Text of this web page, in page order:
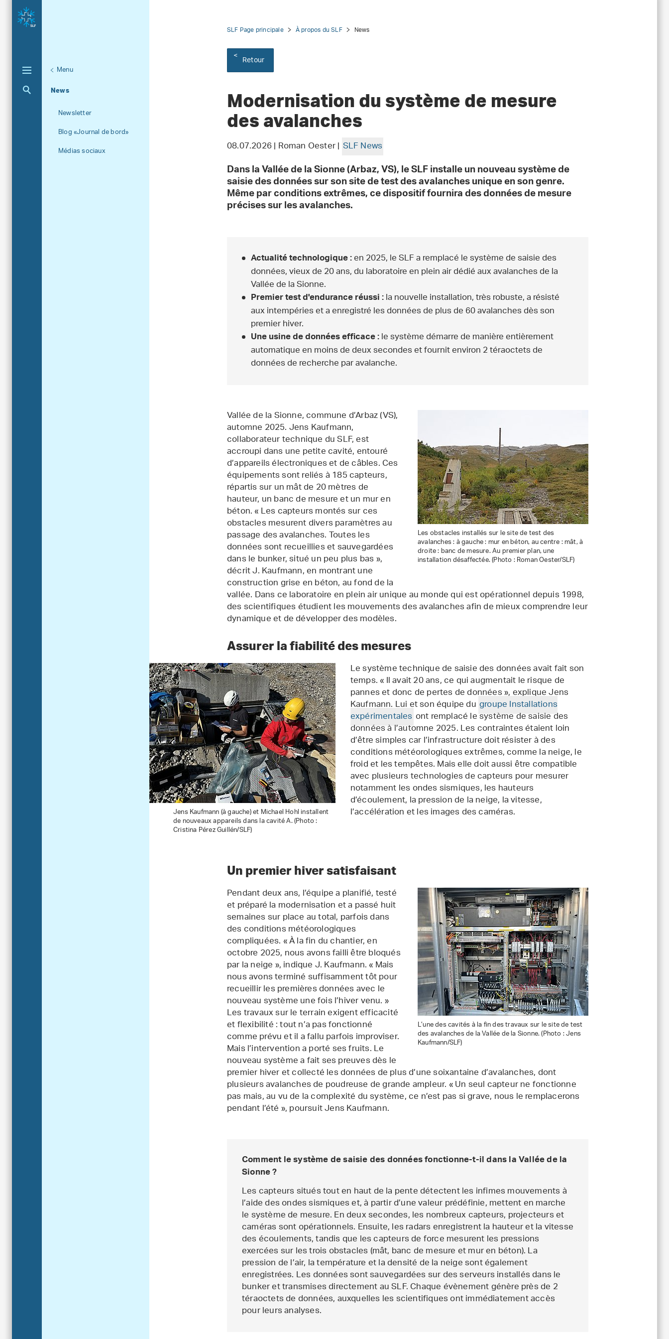
Unternavigation
Menu
News
Aktuelle Navigation
Newsletter
Blog «Journal de bord»
Médias sociaux
SLF Page principale À propos du SLF News
Retour
Modernisation du système de mesure
des avalanches
08.07.2026 | Roman Oester | SLF News
Dans la Vallée de la Sionne (Arbaz, VS), le SLF installe un nouveau système de
saisie des données sur son site de test des avalanches unique en son genre.
Même par conditions extrêmes, ce dispositif fournira des données de mesure
précises sur les avalanches.
Actualité technologique :en 2025, le SLF a remplacé le système de saisie des
données, vieux de 20 ans, du laboratoire en plein air dédié aux avalanches de la
Vallée de la Sionne.
Premier test d'endurance réussi :la nouvelle installation, très robuste, a résisté
aux intempéries et a enregistré les données de plus de 60 avalanches dès son
premier hiver.
Une usine de données efficace :le système démarre de manière entièrement
automatique en moins de deux secondes et fournit environ 2 téraoctets de
données de recherche par avalanche.
Les obstacles installés sur le site de test des
avalanches : à gauche : mur en béton, au centre : mât, à
droite : banc de mesure. Au premier plan, une
installation désaffectée. (Photo : Roman Oester/SLF)
Vallée de la Sionne, commune d’Arbaz (VS),
automne 2025. Jens Kaufmann,
collaborateur technique du SLF, est
accroupi dans une petite cavité, entouré
d’appareils électroniques et de câbles. Ces
équipements sont reliés à 185 capteurs,
répartis sur un mât de 20 mètres de
hauteur, un banc de mesure et un mur en
béton. « Les capteurs montés sur ces
obstacles mesurent divers paramètres au
passage des avalanches. Toutes les
données sont recueillies et sauvegardées
dans le bunker, situé un peu plus bas »,
décrit J. Kaufmann, en montrant une
construction grise en béton, au fond de la
vallée. Dans ce laboratoire en plein air unique au monde qui est opérationnel depuis 1998,
des scientifiques étudient les mouvements des avalanches afin de mieux comprendre leur
dynamique et de développer des modèles.
Assurer la fiabilité des mesures
Jens Kaufmann (à gauche) et Michael Hohl installent
de nouveaux appareils dans la cavité A. (Photo :
Cristina Pérez Guillén/SLF)
Le système technique de saisie des données avait fait son
temps. « Il avait 20 ans, ce qui augmentait le risque de
pannes et donc de pertes de données », explique Jens
Kaufmann. Lui et son équipe dugroupe Installations
expérimentales ont remplacé le système de saisie des
données à l’automne 2025. Les contraintes étaient loin
d’être simples car l’infrastructure doit résister à des
conditions météorologiques extrêmes, comme la neige, le
froid et les tempêtes. Mais elle doit aussi être compatible
avec plusieurs technologies de capteurs pour mesurer
notamment les ondes sismiques, les hauteurs
d’écoulement, la pression de la neige, la vitesse,
l’accélération et les images des caméras.
Un premier hiver satisfaisant
L’une des cavités à la fin des travaux sur le site de test
des avalanches de la Vallée de la Sionne. (Photo : Jens
Kaufmann/SLF)
Pendant deux ans, l’équipe a planifié, testé
et préparé la modernisation et a passé huit
semaines sur place au total, parfois dans
des conditions météorologiques
compliquées. « À la fin du chantier, en
octobre 2025, nous avons failli être bloqués
par la neige », indique J. Kaufmann. « Mais
nous avons terminé suffisamment tôt pour
recueillir les premières données avec le
nouveau système une fois l’hiver venu. »
Les travaux sur le terrain exigent efficacité
et flexibilité : tout n’a pas fonctionné
comme prévu et il a fallu parfois improviser.
Mais l’intervention a porté ses fruits. Le
nouveau système a fait ses preuves dès le
premier hiver et collecté les données de plus d’une soixantaine d’avalanches, dont
plusieurs avalanches de poudreuse de grande ampleur. « Un seul capteur ne fonctionne
pas mais, au vu de la complexité du système, ce n’est pas si grave, nous le remplacerons
pendant l’été », poursuit Jens Kaufmann.
Comment le système de saisie des données fonctionne-t-il dans la Vallée de la
Sionne ?
Les capteurs situés tout en haut de la pente détectent les infimes mouvements à
l’aide des ondes sismiques et, à partir d’une valeur prédéfinie, mettent en marche
le système de mesure. En deux secondes, les nombreux capteurs, projecteurs et
caméras sont opérationnels. Ensuite, les radars enregistrent la hauteur et la vitesse
des écoulements, tandis que les capteurs de force mesurent les pressions
exercées sur les trois obstacles (mât, banc de mesure et mur en béton). La
pression de l’air, la température et la densité de la neige sont également
enregistrées. Les données sont sauvegardées sur des serveurs installés dans le
bunker et transmises directement au SLF. Chaque évènement génère près de 2
téraoctets de données, auxquelles les scientifiques ont immédiatement accès
pour leurs analyses.